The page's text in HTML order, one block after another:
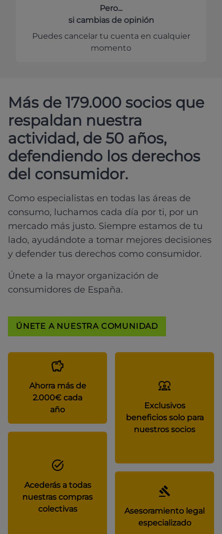
Pero...
si cambias de opinión
Puedes cancelar tu cuenta en cualquier
momento
Más de 179.000 socios que
respaldan nuestra
actividad, de 50 años,
defendiendo los derechos
del consumidor.
Como especialistas en todas las áreas de
consumo, luchamos cada día por ti, por un
mercado más justo. Siempre estamos de tu
lado, ayudándote a tomar mejores decisiones
y defender tus derechos como consumidor.
Únete a la mayor organización de
consumidores de España.
ÚNETE A NUESTRA COMUNIDAD
Ahorra más de
2.000€ cada
año
Exclusivos
beneficios solo para
nuestros socios
Acederás a todas
nuestras compras
colectivas
Asesoramiento legal
especializado